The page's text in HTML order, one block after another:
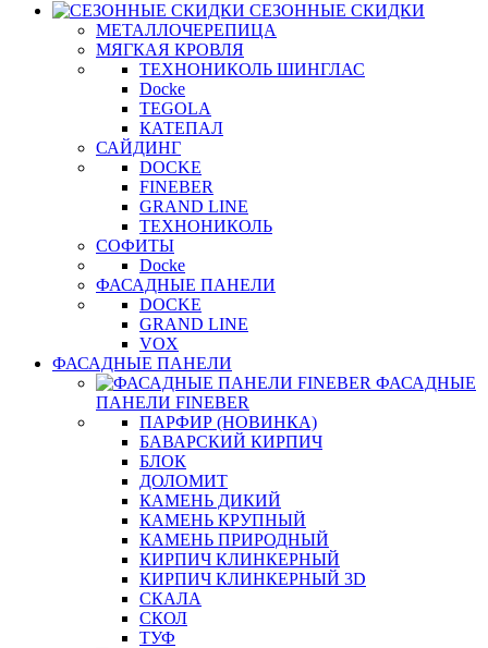
СЕЗОННЫЕ СКИДКИ
МЕТАЛЛОЧЕРЕПИЦА
МЯГКАЯ КРОВЛЯ
ТЕХНОНИКОЛЬ ШИНГЛАС
Docke
TEGOLA
КАТЕПАЛ
САЙДИНГ
DOCKE
FINEBER
GRAND LINE
ТЕХНОНИКОЛЬ
СОФИТЫ
Docke
ФАСАДНЫЕ ПАНЕЛИ
DOCKE
GRAND LINE
VOX
ФАСАДНЫЕ ПАНЕЛИ
ФАСАДНЫЕ
ПАНЕЛИ FINEBER
ПАРФИР (НОВИНКА)
БАВАРСКИЙ КИРПИЧ
БЛОК
ДОЛОМИТ
КАМЕНЬ ДИКИЙ
КАМЕНЬ КРУПНЫЙ
КАМЕНЬ ПРИРОДНЫЙ
КИРПИЧ КЛИНКЕРНЫЙ
КИРПИЧ КЛИНКЕРНЫЙ 3D
СКАЛА
СКОЛ
ТУФ